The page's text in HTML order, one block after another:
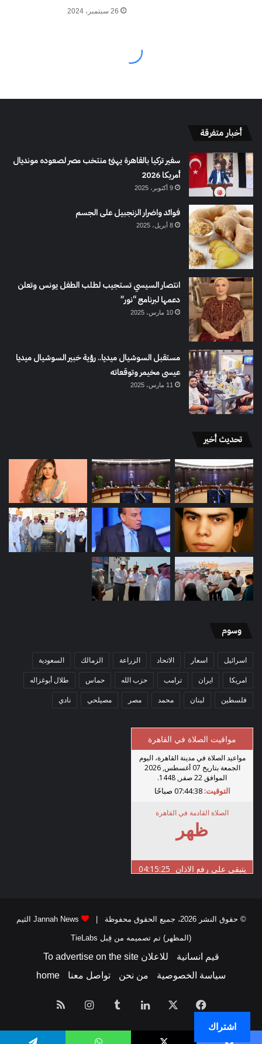
أخبار متفرقة
سفير تركيا بالقاهرة يهنئ منتخب مصر لصعوده مونديال
أمريكا 2026
9 أكتوبر، 2025
فوائد واضرار الزنجبيل على الجسم
8 أبريل، 2025
انتصار السيسي تستجيب لطلب الطفل يونس وتعلن
دعمها لبرنامج “نور”
10 مارس، 2025
مستقبل السوشيال ميديا.. رؤية خبير السوشيال ميديا
عيسى مخيمر وتوقعاته
11 مارس، 2025
تحديث أخير
وسوم
اسرائيل اسعار الاتحاد الزراعة الزمالك السعودية
امريكا ايران ترامب حزب الله حماس طلال أبوغزاله
فلسطين لبنان محمد مصر مصيلحي نادي
© حقوق النشر 2026، جميع الحقوق محفوظة | Jannah News الثيم
(المظهر) تم تصميمه من قِبل TieLabs
قيم انسانية
للاعلان To advertise on the site
سياسة الخصوصية
من نحن تواصل معنا home
فيسبوك لينكدإن انستقرام
الموقع
اشتراك